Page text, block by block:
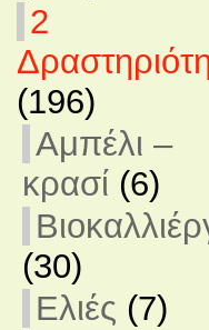
2
(196)
Αμπέλι –
κρασί (6)
(30)
Ελιές (7)